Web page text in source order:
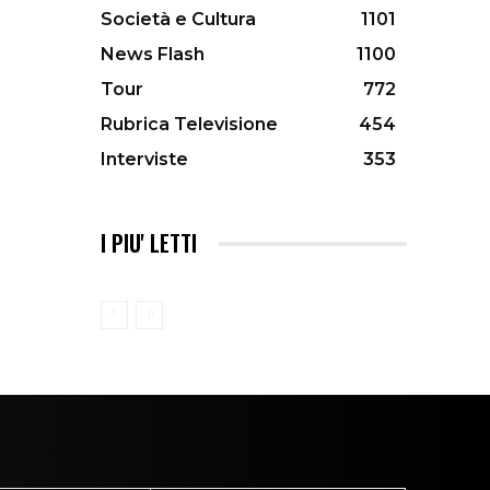
Società e Cultura
1101
News Flash
1100
Tour
772
Rubrica Televisione
454
Interviste
353
I PIU' LETTI